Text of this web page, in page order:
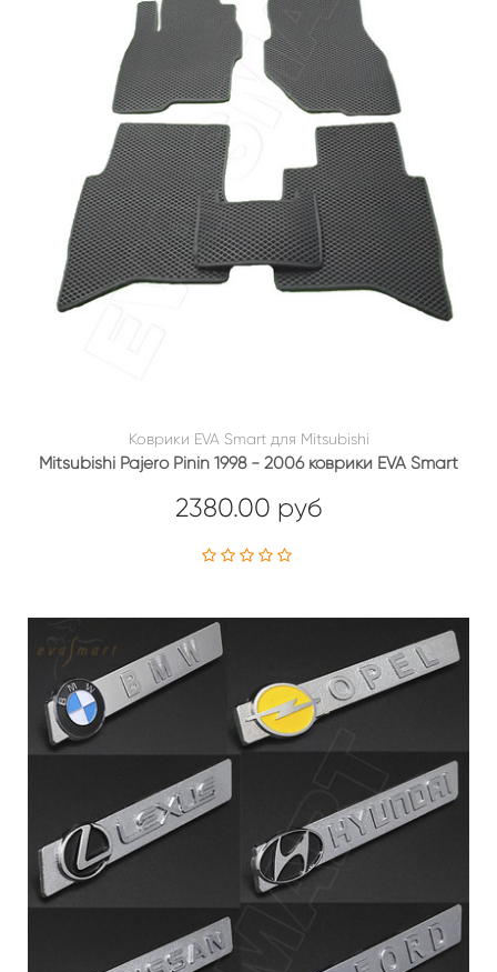
Коврики EVA Smart для Mitsubishi
Mitsubishi Pajero Pinin 1998 - 2006 коврики EVA Smart
2380.00 руб